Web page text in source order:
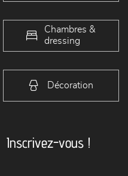
Chambres &
dressing
Décoration
Inscrivez-vous !